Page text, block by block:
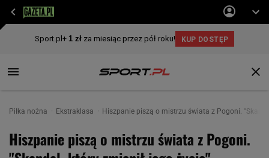
Piłka nożna Ekstraklasa Hiszpanie piszą o mistrzu świata z Pogoni.
Hiszpanie piszą o mistrzu świata z Pogoni.